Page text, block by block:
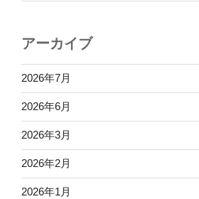
アーカイブ
2026年7月
2026年6月
2026年3月
2026年2月
2026年1月